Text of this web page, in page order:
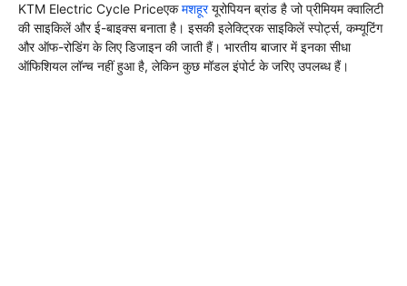
KTM Electric Cycle Priceएकमशहूरयूरोपियन ब्रांड है जो प्रीमियम क्वालिटी
की साइकिलें और ई-बाइक्स बनाता है। इसकी इलेक्ट्रिक साइकिलें स्पोर्ट्स, कम्यूटिंग
और ऑफ-रोडिंग के लिए डिजाइन की जाती हैं। भारतीय बाजार में इनका सीधा
ऑफिशियल लॉन्च नहीं हुआ है, लेकिन कुछ मॉडल इंपोर्ट के जरिए उपलब्ध हैं।